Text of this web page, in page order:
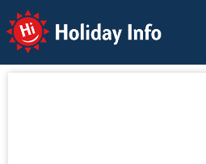
Holiday Info